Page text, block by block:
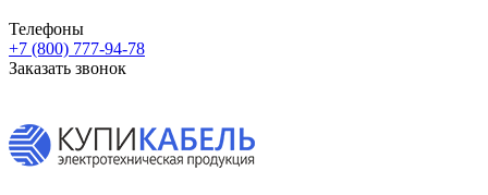
Телефоны
+7 (800) 777-94-78
Заказать звонок